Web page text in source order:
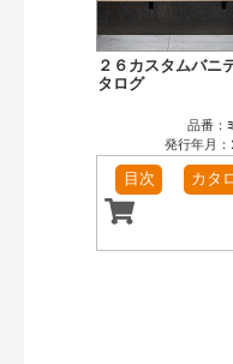
窓・シャッター（4）
インテリア建材（7）
トイレ（3）
水栓金具（3）
２６カスタムバニ
タログ
品番：
発行年月
目次 カタ